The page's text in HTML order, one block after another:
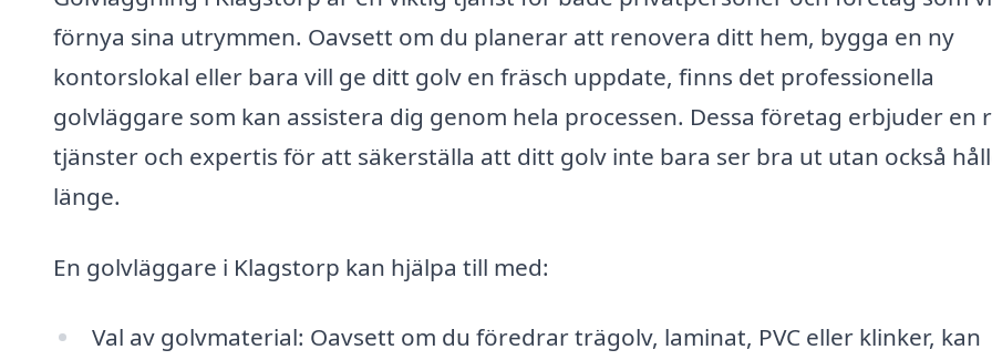
förnya sina utrymmen. Oavsett om du planerar att renovera ditt hem, bygga en ny
kontorslokal eller bara vill ge ditt golv en fräsch uppdate, finns det professionella
golvläggare som kan assistera dig genom hela processen. Dessa företag erbjuder en
tjänster och expertis för att säkerställa att ditt golv inte bara ser bra ut utan också
länge.
En golvläggare i Klagstorp kan hjälpa till med:
Val av golvmaterial: Oavsett om du föredrar trägolv, laminat, PVC eller klinker, kan